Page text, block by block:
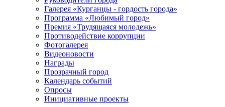
Галерея «Курганцы - гордость города»
Программа «Любимый город»
Премия «Трудящаяся молодежь»
Противодействие коррупции
Фотогалерея
Видеоновости
Награды
Прозрачный город
Календарь событий
Опросы
Инициативные проекты